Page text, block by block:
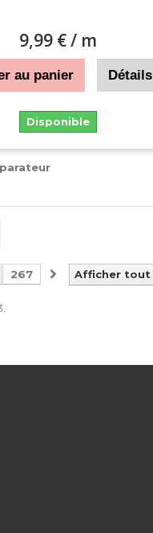
9,99 €/ m
au panier Détails
Disponible
Afficher tout
267